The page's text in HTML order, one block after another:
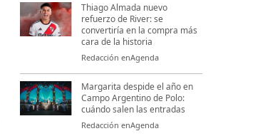
Thiago Almada nuevo
refuerzo de River: se
convertiría en la compra más
cara de la historia
Redacción enAgenda
Margarita despide el año en
Campo Argentino de Polo:
cuándo salen las entradas
Redacción enAgenda